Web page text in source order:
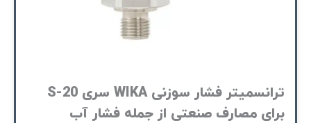
ترانسمیتر فشار سوزنی WIKA سری S-20
برای مصارف صنعتی از جمله فشار آب